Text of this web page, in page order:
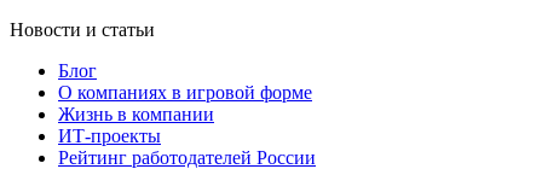
Новости и статьи
Блог
О компаниях в игровой форме
Жизнь в компании
ИТ-проекты
Рейтинг работодателей России